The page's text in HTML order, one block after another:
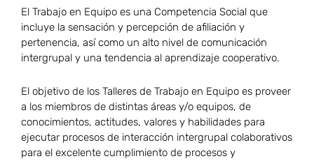
El Trabajo en Equipo es una Competencia Social que
incluye la sensación y percepción de afiliación y
pertenencia, así como un alto nivel de comunicación
intergrupal y una tendencia al aprendizaje cooperativo.
El objetivo de los Talleres de Trabajo en Equipo es proveer
a los miembros de distintas áreas y/o equipos, de
conocimientos, actitudes, valores y habilidades para
ejecutar procesos de interacción intergrupal colaborativos
para el excelente cumplimiento de procesos y